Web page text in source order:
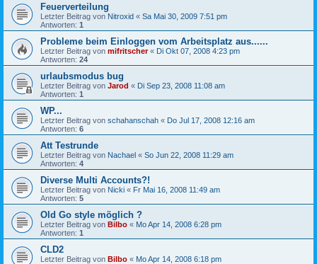
Feuerverteilung
Letzter Beitrag von Nitroxid « Sa Mai 30, 2009 7:51 pm
Antworten: 1
Probleme beim Einloggen vom Arbeitsplatz aus......
Letzter Beitrag von mifritscher« Di Okt 07, 2008 4:23 pm
Antworten: 24
urlaubsmodus bug
Letzter Beitrag von Jarod « Di Sep 23, 2008 11:08 am
Antworten: 1
WP...
Letzter Beitrag von schahanschah « Do Jul 17, 2008 12:16 am
Antworten: 6
Att Testrunde
Letzter Beitrag von Nachael « So Jun 22, 2008 11:29 am
Antworten: 4
Diverse Multi Accounts?!
Letzter Beitrag von Nicki « Fr Mai 16, 2008 11:49 am
Antworten: 5
Old Go style möglich ?
Letzter Beitrag von Bilbo « Mo Apr 14, 2008 6:28 pm
Antworten: 1
CLD2
Letzter Beitrag von Bilbo « Mo Apr 14, 2008 6:18 pm